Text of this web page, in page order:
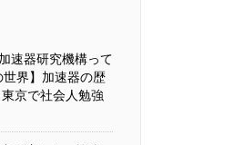
速器研究機構って
世界】加速器の歴
京で社会人勉強